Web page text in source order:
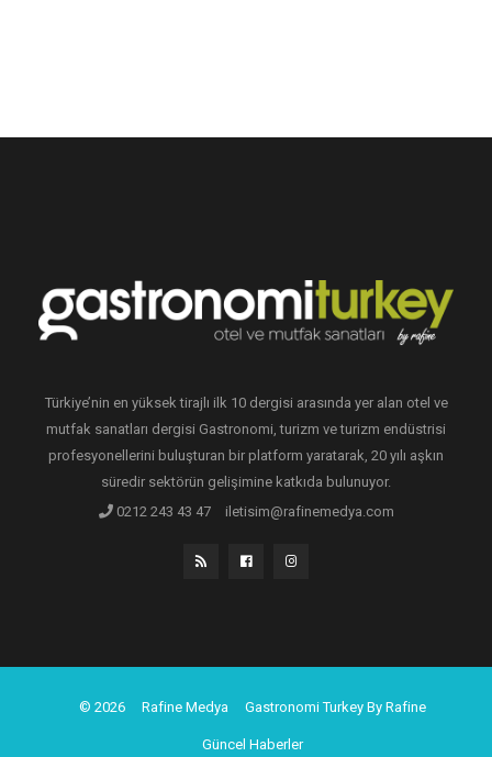
Türkiye’nin en yüksek tirajlı ilk 10 dergisi arasında yer alan otel ve
mutfak sanatları dergisi Gastronomi, turizm ve turizm endüstrisi
profesyonellerini buluşturan bir platform yaratarak, 20 yılı aşkın
süredir sektörün gelişimine katkıda bulunuyor.
0212 243 43 47
iletisim@rafinemedya.com
© 2026 Rafine Medya Gastronomi Turkey By Rafine
Güncel Haberler